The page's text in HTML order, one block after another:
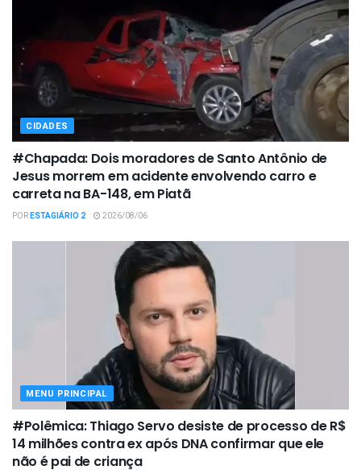
CIDADES
#Chapada: Dois moradores de Santo Antônio de
Jesus morrem em acidente envolvendo carro e
carreta na BA-148, em Piatã
PORESTAGIÁRIO 2 2026/08/06
MENU PRINCIPAL
#Polêmica: Thiago Servo desiste de processo de R$
14 milhões contra ex após DNA confirmar que ele
não é pai de criança